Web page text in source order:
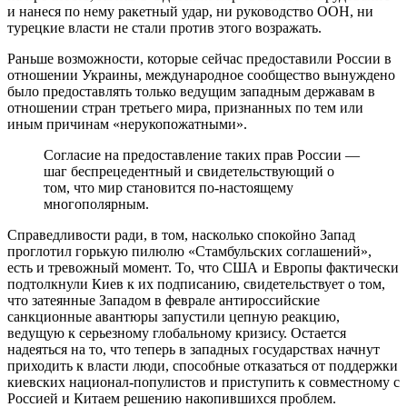
и нанеся по нему ракетный удар, ни руководство ООН, ни
турецкие власти не стали против этого возражать.
Раньше возможности, которые сейчас предоставили России в
отношении Украины, международное сообщество вынуждено
было предоставлять только ведущим западным державам в
отношении стран третьего мира, признанных по тем или
иным причинам «нерукопожатными».
Согласие на предоставление таких прав России —
шаг беспрецедентный и свидетельствующий о
том, что мир становится по-настоящему
многополярным.
Справедливости ради, в том, насколько спокойно Запад
проглотил горькую пилюлю «Стамбульских соглашений»,
есть и тревожный момент. То, что США и Европы фактически
подтолкнули Киев к их подписанию, свидетельствует о том,
что затеянные Западом в феврале антироссийские
санкционные авантюры запустили цепную реакцию,
ведущую к серьезному глобальному кризису. Остается
надеяться на то, что теперь в западных государствах начнут
приходить к власти люди, способные отказаться от поддержки
киевских национал-популистов и приступить к совместному с
Россией и Китаем решению накопившихся проблем.